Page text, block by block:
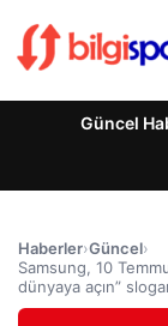
Güncel
Haberler›Güncel›
Samsung, 10
dünyaya açın”